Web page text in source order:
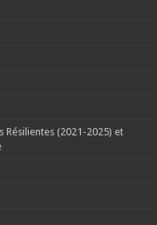
(2021-2025) et